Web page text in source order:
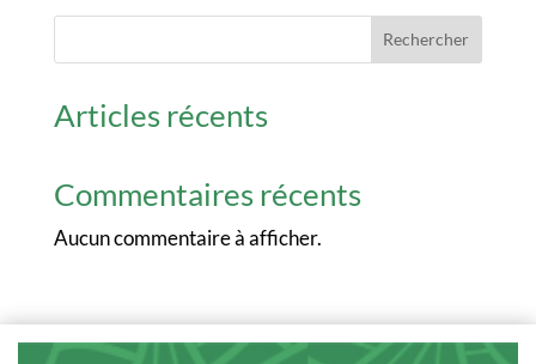
Rechercher
Articles récents
Commentaires récents
Aucun commentaire à afficher.